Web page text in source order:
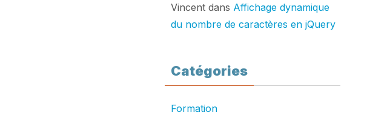
Vincent dans Affichage dynamique
du nombre de caractères en jQuery
Catégories
Formation